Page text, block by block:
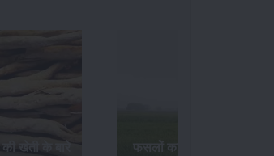
खेती के बारे
फसलों का अधिक उत्पादन